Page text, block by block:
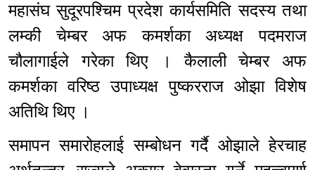
महासंघ सुदूरपश्चिम प्रदेश कार्यसमिति सदस्य तथा
लम्की चेम्बर अफ कमर्शका अध्यक्ष पदमराज
चौलागाईले गरेका थिए । कैलाली चेम्बर अफ
कमर्शका वरिष्ठ उपाध्यक्ष पुष्करराज ओझा विशेष
अतिथि थिए ।
समापन समारोहलाई सम्बोधन गर्दै ओझाले हेरचाह